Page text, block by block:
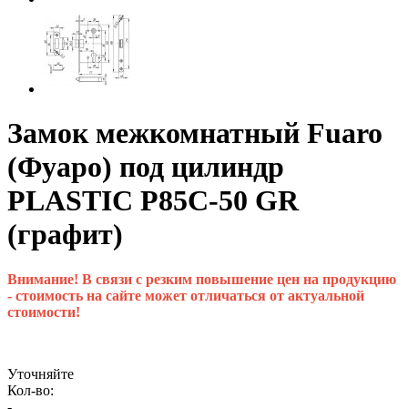
Замок межкомнатный Fuaro
(Фуаро) под цилиндр
PLASTIC P85C-50 GR
(графит)
Внимание! В связи с резким повышение цен на продукцию
- стоимость на сайте может отличаться от актуальной
стоимости!
Уточняйте
Кол-во: